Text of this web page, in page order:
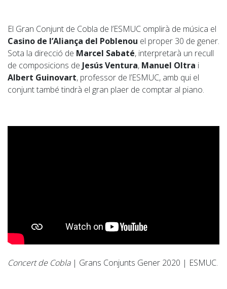
El Gran Conjunt de Cobla de l’ESMUC omplirà de música el
Casino de l’Aliança del Poblenou el proper 30 de gener.
Sota la direcció de Marcel Sabaté, interpretarà un recull
de composicions de Jesús Ventura, Manuel Oltra i
Albert Guinovart, professor de l’ESMUC, amb qui el
conjunt també tindrà el gran plaer de comptar al piano.
Concert de Cobla| Grans Conjunts Gener 2020 | ESMUC.